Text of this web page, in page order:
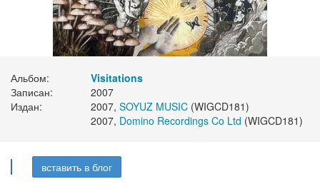
Альбом:
Visitations
Записан:
2007
Издан:
2007, SOYUZ MUSIC (WIGCD181)
2007, Domino Recordings Co Ltd (WIGCD181)
вставить в блог